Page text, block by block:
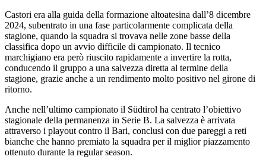
Castori era alla guida della formazione altoatesina dall’8 dicembre
2024, subentrato in una fase particolarmente complicata della
stagione, quando la squadra si trovava nelle zone basse della
classifica dopo un avvio difficile di campionato. Il tecnico
marchigiano era però riuscito rapidamente a invertire la rotta,
conducendo il gruppo a una salvezza diretta al termine della
stagione, grazie anche a un rendimento molto positivo nel girone di
ritorno.
Anche nell’ultimo campionato il Südtirol ha centrato l’obiettivo
stagionale della permanenza in Serie B. La salvezza è arrivata
attraverso i playout contro il Bari, conclusi con due pareggi a reti
bianche che hanno premiato la squadra per il miglior piazzamento
ottenuto durante la regular season.